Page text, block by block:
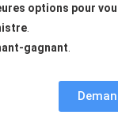
options pour
gagnant